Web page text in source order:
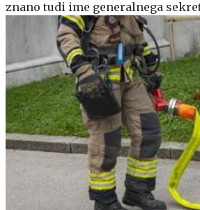
znano tudi ime generalnega